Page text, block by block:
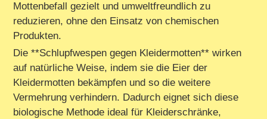
Mottenbefall gezielt und umweltfreundlich zu
reduzieren, ohne den Einsatz von chemischen
Produkten.
Die **Schlupfwespen gegen Kleidermotten** wirken
auf natürliche Weise, indem sie die Eier der
Kleidermotten bekämpfen und so die weitere
Vermehrung verhindern. Dadurch eignet sich diese
biologische Methode ideal für Kleiderschränke,